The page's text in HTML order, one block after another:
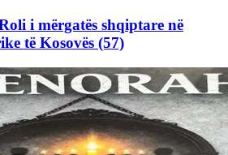
i mërgatës shqiptare në
të Kosovës (57)